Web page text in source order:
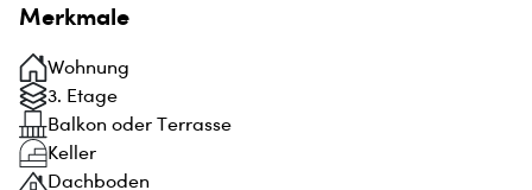
Merkmale
Wohnung
3. Etage
Balkon oder Terrasse
Keller
Dachboden